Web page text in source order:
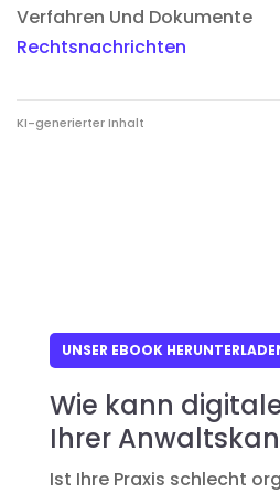
Verfahren Und Dokumente
Rechtsnachrichten
KI-generierter Inhalt
UNSER EBOOK
Wie kann
Ihrer
Ist Ihre Praxis schlecht